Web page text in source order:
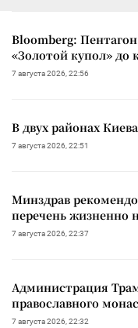
Bloomberg:
«Золотой купол» до
7 августа 2026, 22:56
В двух районах
7 августа 2026, 22:51
Минздрав
перечень жизненно
7 августа 2026, 22:37
Администрация
православного
7 августа 2026, 22:32